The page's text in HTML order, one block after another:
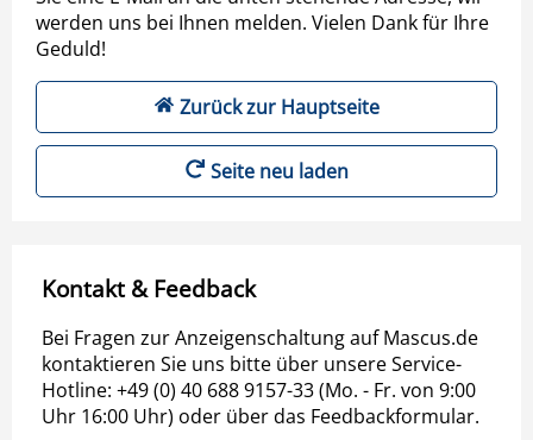
werden uns bei Ihnen melden. Vielen Dank für Ihre
Geduld!
Zurück zur Hauptseite
Seite neu laden
Kontakt & Feedback
Bei Fragen zur Anzeigenschaltung auf Mascus.de
kontaktieren Sie uns bitte über unsere Service-
Hotline: +49 (0) 40 688 9157-33 (Mo. - Fr. von 9:00
Uhr 16:00 Uhr) oder über das Feedbackformular.